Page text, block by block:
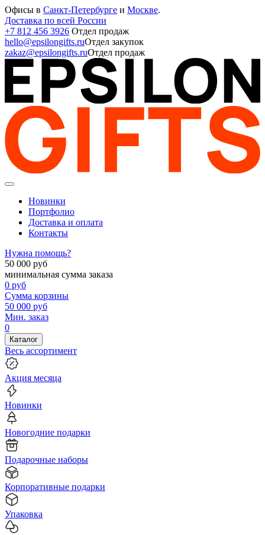
Офисы в Санкт-Петербурге и Москве.
Доставка по всей России
+7 812 456 3926 Отдел продаж
hello@epsilongifts.ruОтдел закупок
zakaz@epsilongifts.ruОтдел продаж
Новинки
Портфолио
Доставка и оплата
Контакты
Нужна помощь?
50 000 руб
минимальная сумма заказа
0 руб
Сумма корзины
50 000 руб
Мин. заказ
0
Каталог
Весь ассортимент
Акция месяца
Новинки
Новогодние подарки
Подарочные наборы
Корпоративные подарки
Упаковка